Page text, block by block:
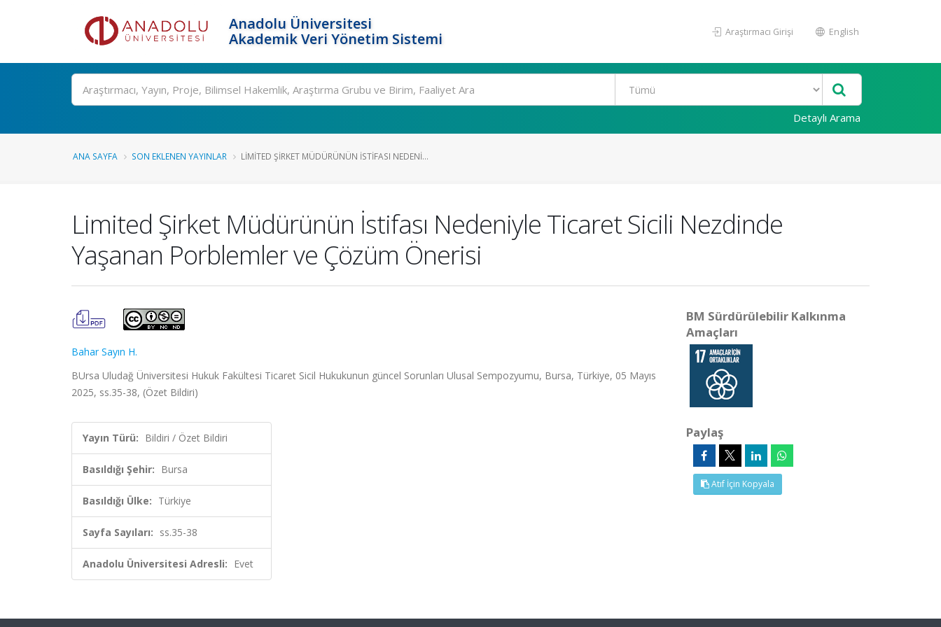
Anadolu Üniversitesi
Akademik Veri Yönetim Sistemi
Araştırmacı Girişi English
Ara
Detaylı Arama
ANA SAYFA SON EKLENEN YAYINLAR LIMITED ŞIRKET MÜDÜRÜNÜN İSTIFASI NEDENI...
Limited Şirket Müdürünün İstifası Nedeniyle Ticaret Sicili Nezdinde
Yaşanan Porblemler ve Çözüm Önerisi
Bahar Sayın H.
BUrsa Uludağ Üniversitesi Hukuk Fakültesi Ticaret Sicil Hukukunun güncel Sorunları Ulusal Sempozyumu, Bursa, Türkiye, 05 Mayıs
2025, ss.35-38, (Özet Bildiri)
Yayın Türü: Bildiri / Özet Bildiri
Basıldığı Şehir: Bursa
Basıldığı Ülke: Türkiye
Sayfa Sayıları: ss.35-38
Anadolu Üniversitesi Adresli: Evet
BM Sürdürülebilir Kalkınma
Amaçları
Paylaş
Atıf İçin Kopyala